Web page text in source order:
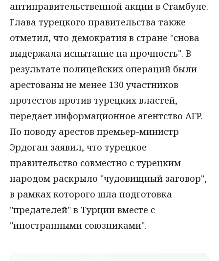
антиправительственной акции в Стамбуле.
Глава турецкого правительства также
отметил, что демократия в стране "снова
выдержала испытание на прочность". В
результате полицейских операций были
арестованы не менее 130 участников
протестов против турецких властей,
передает информационное агентство AFP.
По поводу арестов премьер-министр
Эрдоган заявил, что турецкое
правительство совместно с турецким
народом раскрыло "чудовищный заговор",
в рамках которого шла подготовка
"предателей" в Турции вместе с
"иностранными союзниками".